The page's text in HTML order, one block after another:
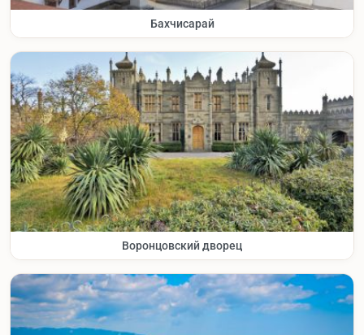
Бахчисарай
Воронцовский дворец